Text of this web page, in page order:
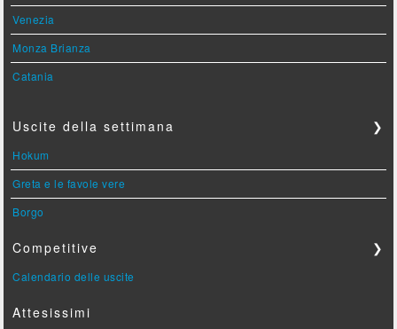
Venezia
Monza Brianza
Catania
Uscite della settimana ❯
Hokum
Greta e le favole vere
Borgo
Competitive ❯
Calendario delle uscite
Attesissimi